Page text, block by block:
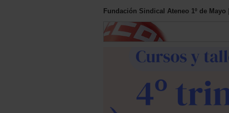
Fundación Sindical Ateneo 1º de Mayo